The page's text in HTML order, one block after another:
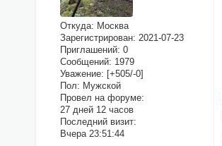
Откуда: Москва
Зарегистрирован: 2021-07-23
Приглашений: 0
Сообщений: 1979
Уважение: [+505/-0]
Пол: Мужской
Провел на форуме:
27 дней 12 часов
Последний визит:
Вчера 23:51:44